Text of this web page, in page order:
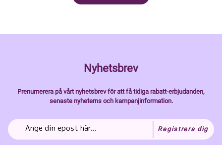
Nyhetsbrev
Prenumerera på vårt nyhetsbrev för att få tidiga rabatt-erbjudanden,
senaste nyheterns och kampanjinformation.
Registrera dig